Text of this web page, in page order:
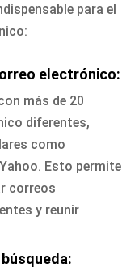
para el
electrónico:
más de 20
diferentes,
como
Esto permite
correos
y reunir